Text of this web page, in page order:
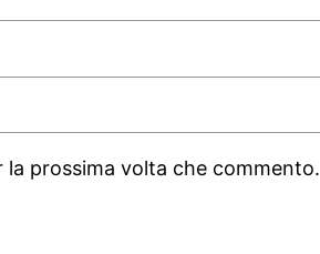
la prossima volta che commento.